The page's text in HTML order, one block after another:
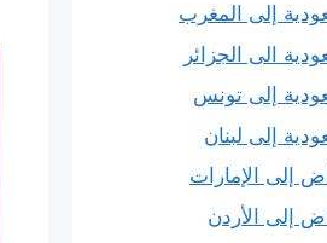
إلى المغرب
الى الجزائر
إلى تونس
إلى لبنان
إلى الإمارات
إلى الأردن